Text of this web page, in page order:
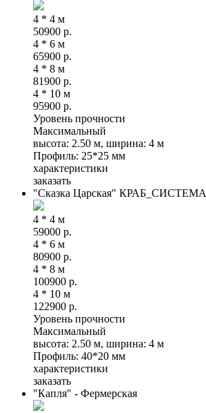
4 * 4 м
50900 р.
4 * 6 м
65900 р.
4 * 8 м
81900 р.
4 * 10 м
95900 р.
Уровень прочности
Максимальный
высота: 2.50 м, ширина: 4 м
Профиль: 25*25 мм
характеристики
заказать
"Сказка Царская" КРАБ_СИСТЕМА
4 * 4 м
59000 р.
4 * 6 м
80900 р.
4 * 8 м
100900 р.
4 * 10 м
122900 р.
Уровень прочности
Максимальный
высота: 2.50 м, ширина: 4 м
Профиль: 40*20 мм
характеристики
заказать
"Капля" - Фермерская